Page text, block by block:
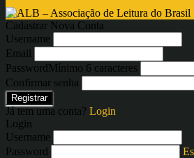
Cadastrar Nova Conta
Username
Email
PasswordMínimo 6 caracteres
Confirmar senha
Registrar
Já tem uma conta? Login
Login
Username
Password